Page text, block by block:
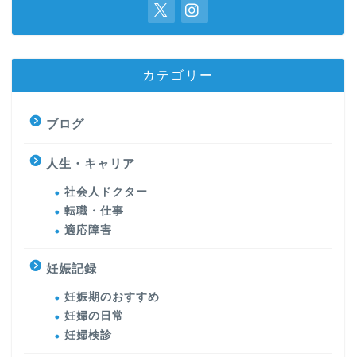
カテゴリー
ブログ
人生・キャリア
社会人ドクター
転職・仕事
適応障害
妊娠記録
妊娠期のおすすめ
妊婦の日常
妊婦検診